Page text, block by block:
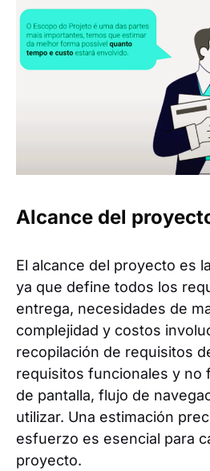
Alcance del
El alcance del proyecto es
ya que define todos los
entrega, necesidades de
complejidad y costos
recopilación de requisitos
requisitos funcionales y no
de pantalla, flujo de
utilizar. Una estimación
esfuerzo es esencial para
proyecto.